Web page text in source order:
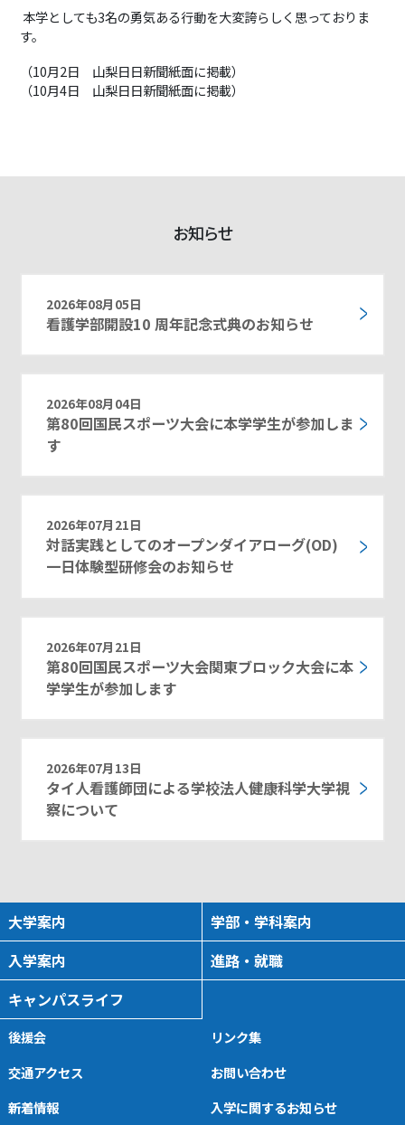
本学としても3名の勇気ある行動を大変誇らしく思っておりま
す。
（10月2日 山梨日日新聞紙面に掲載）
（10月4日 山梨日日新聞紙面に掲載）
お知らせ
2026年08月05日
看護学部開設10 周年記念式典のお知らせ
2026年08月04日
第80回国民スポーツ大会に本学学生が参加しま
す
2026年07月21日
対話実践としてのオープンダイアローグ(OD)
一日体験型研修会のお知らせ
2026年07月21日
第80回国民スポーツ大会関東ブロック大会に本
学学生が参加します
2026年07月13日
タイ人看護師団による学校法人健康科学大学視
察について
大学案内
学部・学科案内
入学案内
進路・就職
キャンパスライフ
後援会
リンク集
交通アクセス
お問い合わせ
新着情報
入学に関するお知らせ